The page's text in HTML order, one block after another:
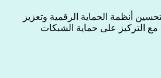
أنظمة الحماية الرقمية وتعزيز
مع التركيز على حماية الشبكات